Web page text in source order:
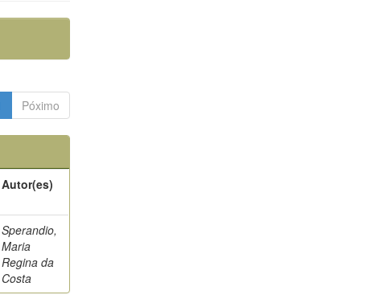
Póximo
Autor(es)
Sperandio,
Maria
Regina da
Costa